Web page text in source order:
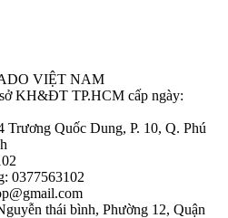
VIỆT NAM
KH&ĐT TP.HCM cấp ngày:
Trương Quốc Dung, P. 10, Q. Phú
0377563102
thái bình, Phường 12, Quận